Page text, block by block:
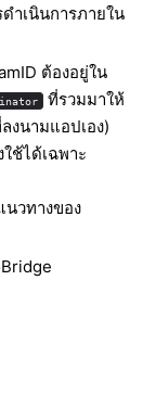
ำเนินการภายใน
ต้องอยู่ใน
ที่รวมมาให้
นามแอปเอง)
ช้ได้เฉพาะ
นวทางของ